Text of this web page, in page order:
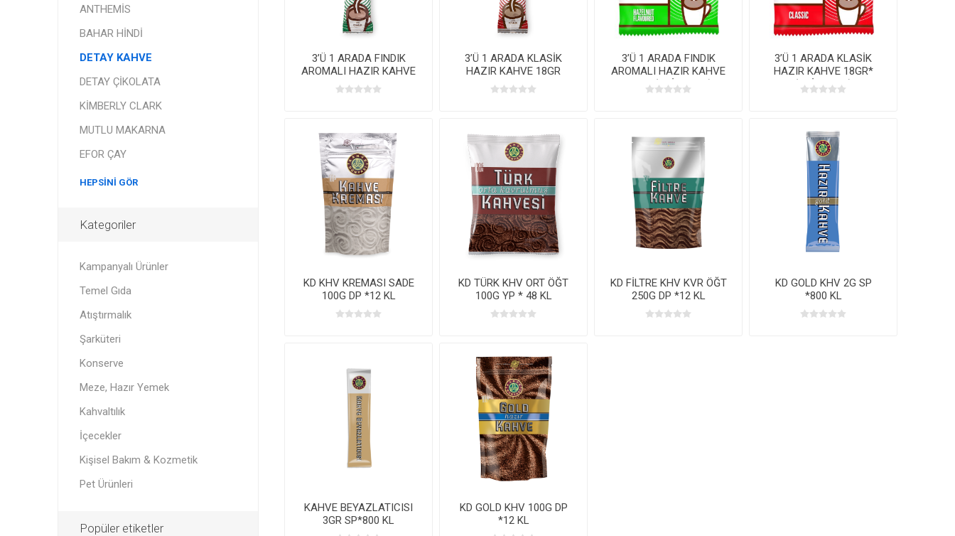
3’Ü 1 ARADA FINDIK
AROMALI HAZIR KAHVE
18GR SP*320 KL
3’Ü 1 ARADA KLASİK
HAZIR KAHVE 18GR
SP*320 KL
3’Ü 1 ARADA FINDIK
AROMALI HAZIR KAHVE
18GR*(8’Lİ MP*24)
3’Ü 1 ARADA KLASİK
HAZIR KAHVE 18GR*
(8’Lİ MP*24)
KD KHV KREMASI SADE
100G DP *12 KL
KD TÜRK KHV ORT ÖĞT
100G YP * 48 KL
KD FİLTRE KHV KVR ÖĞT
250G DP *12 KL
KD GOLD KHV 2G SP
*800 KL
KAHVE BEYAZLATICISI
3GR SP*800 KL
KD GOLD KHV 100G DP
*12 KL
ANTHEMİS
BAHAR HİNDİ
DETAY KAHVE
DETAY ÇİKOLATA
KİMBERLY CLARK
MUTLU MAKARNA
EFOR ÇAY
HEPSINI GÖR
Kategoriler
Kampanyalı Ürünler
Temel Gıda
Atıştırmalık
Şarküteri
Konserve
Meze, Hazır Yemek
Kahvaltılık
İçecekler
Kişisel Bakım & Kozmetik
Pet Ürünleri
Popüler etiketler